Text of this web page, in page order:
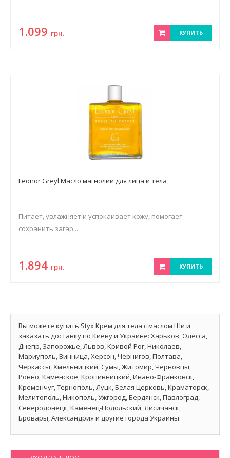
1.099 грн. КУПИТЬ
Leonor Greyl Масло магнолии для лица и тела
Питает, увлажняет и успокаивает кожу, помогает
сохранить загар....
1.894 грн. КУПИТЬ
Вы можете купить Styx Крем для тела с маслом Ши и
заказать доставку по Киеву и Украине: Харьков, Одесса,
Днепр, Запорожье, Львов, Кривой Рог, Николаев,
Мариуполь, Винница, Херсон, Чернигов, Полтава,
Черкассы, Хмельницкий, Сумы, Житомир, Черновцы,
Ровно, Каменское, Кропивницкий, Ивано-Франковск,
Кременчуг, Тернополь, Луцк, Белая Церковь, Краматорск,
Мелитополь, Никополь, Ужгород, Бердянск, Павлоград,
Северодонецк, Каменец-Подольский, Лисичанск,
Бровары, Александрия и другие города Украины.